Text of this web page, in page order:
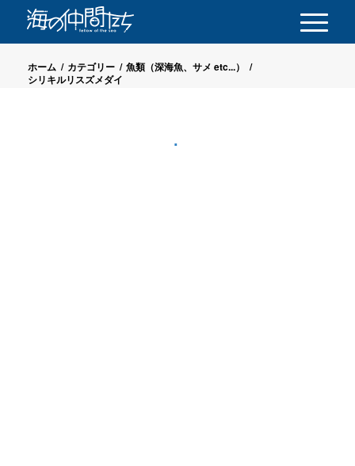
ホーム / カテゴリー / 魚類（深海魚、サメ etc...）
/
シリキルリスズメダイ